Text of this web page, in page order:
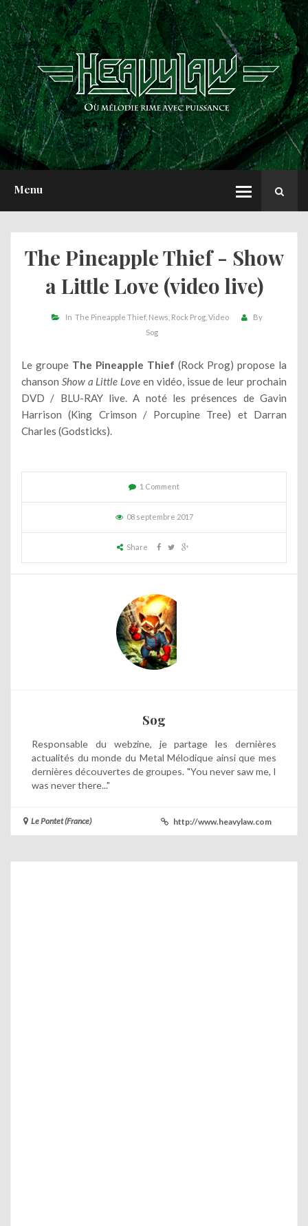
Menu
ACCUEIL
NEWS
CHRONIQUES
INTERVIEWS
REPORTS
A PROPOS
The Pineapple Thief - Show
a Little Love (video live)
In The Pineapple Thief News Rock Prog Video
By
Sog
Le groupe The Pineapple Thief (Rock Prog) propose la
chanson Show a Little Love en vidéo, issue de leur prochain
DVD / BLU-RAY live. A noté les présences de Gavin
Harrison (King Crimson / Porcupine Tree) et Darran
Charles (Godsticks).
1 Comment
08 septembre 2017
Share
Sog
Responsable du webzine, je partage les dernières
actualités du monde du Metal Mélodique ainsi que mes
dernières découvertes de groupes. "You never saw me, I
was never there..."
Le Pontet (France) http://www.heavylaw.com